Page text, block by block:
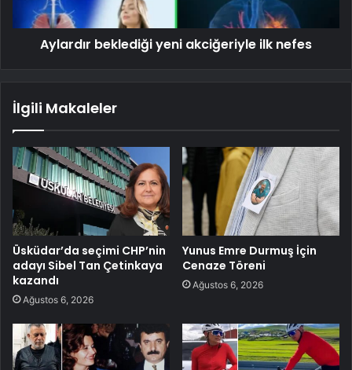
Aylardır beklediği yeni akciğeriyle ilk nefes
İlgili Makaleler
Üsküdar’da seçimi CHP’nin
adayı Sibel Tan Çetinkaya
kazandı
Ağustos 6, 2026
Yunus Emre Durmuş İçin
Cenaze Töreni
Ağustos 6, 2026